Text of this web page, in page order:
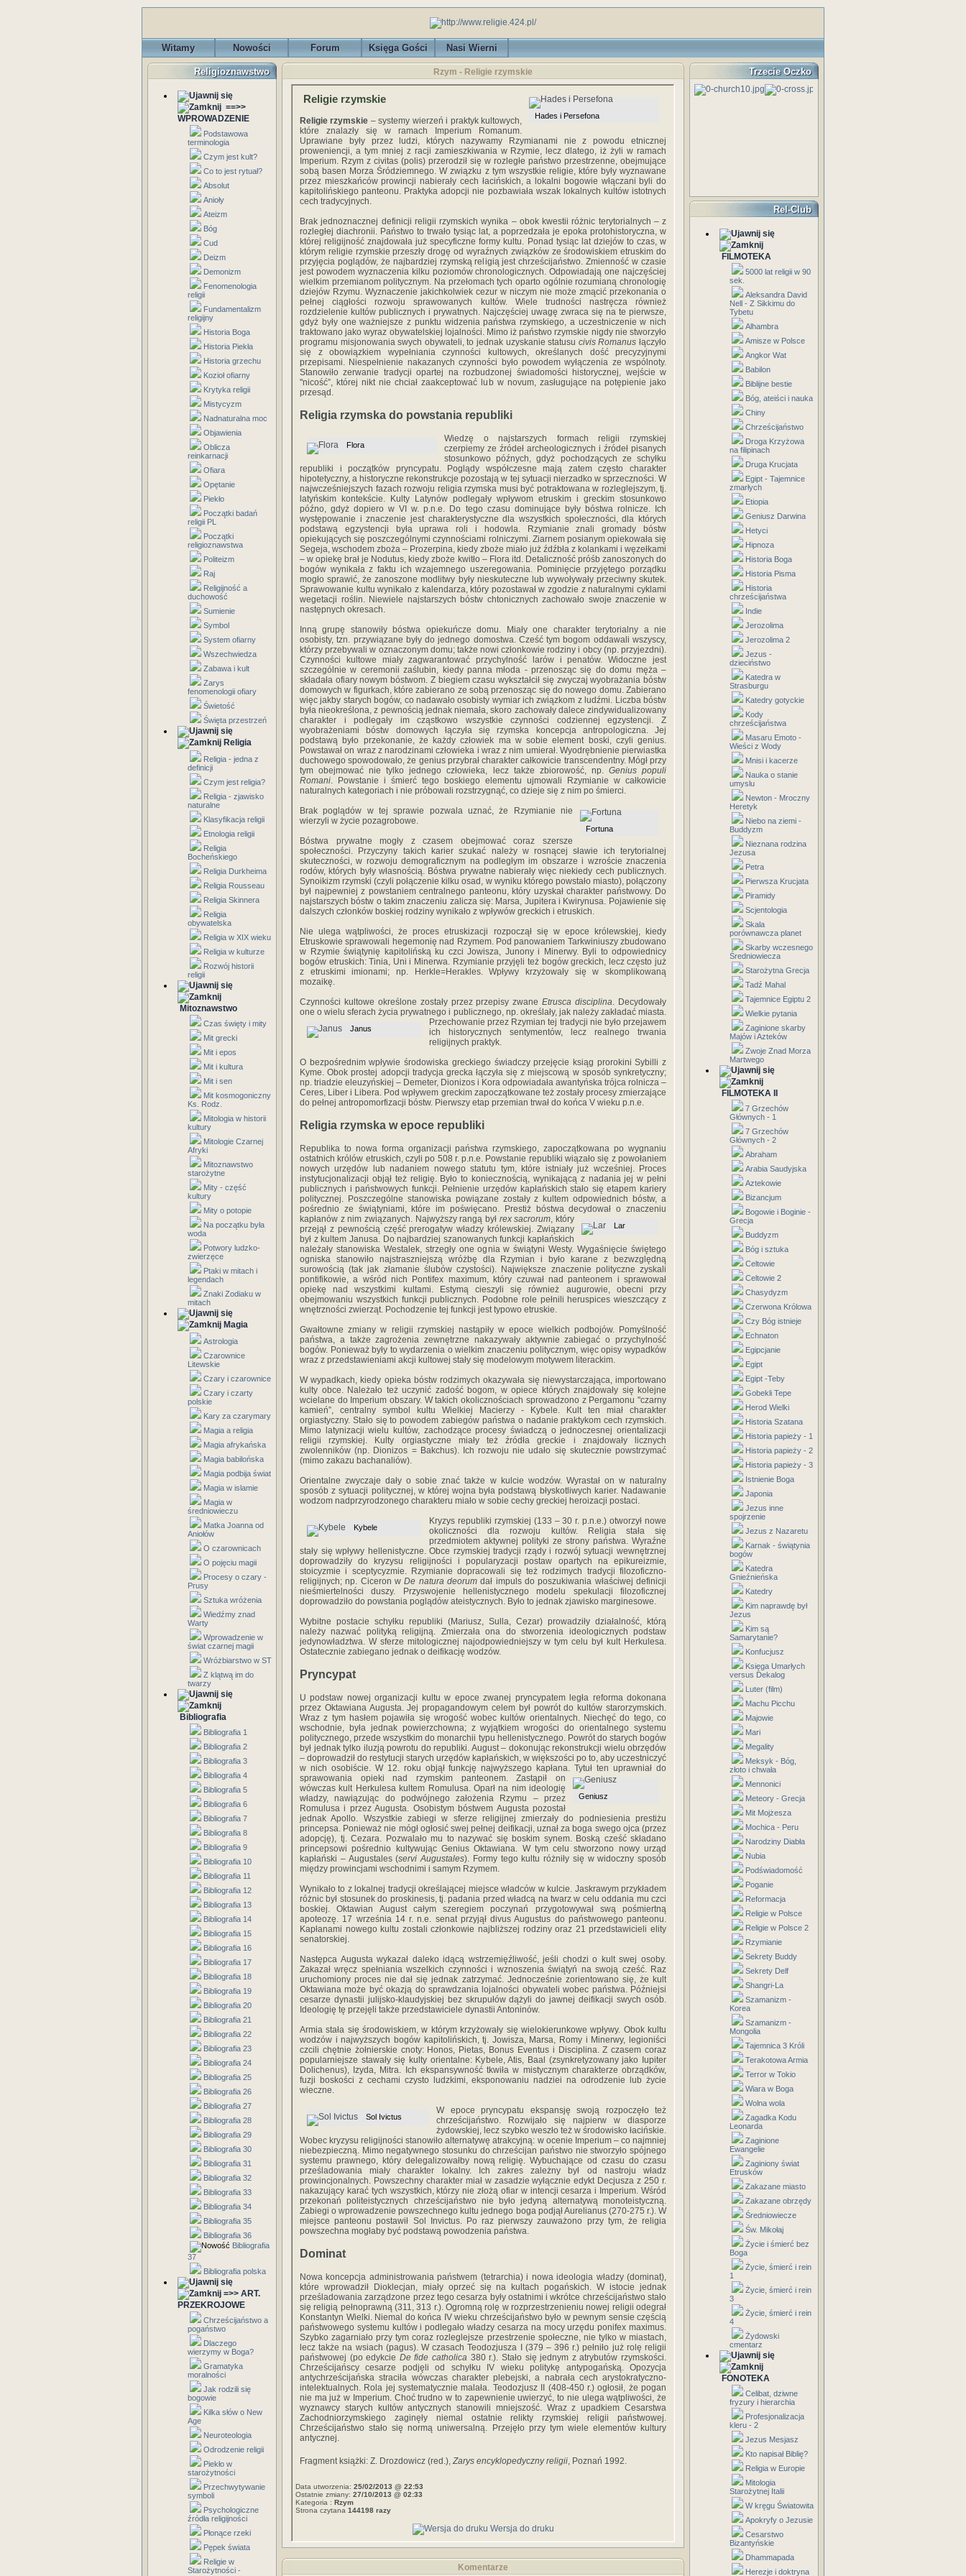
Witamy Nowości Forum Księga Gości Nasi Wierni
Religioznawstwo
==>>
WPROWADZENIE
Podstawowa
terminologia
Czym jest kult?
Co to jest rytuał?
Absolut
Anioły
Ateizm
Bóg
Cud
Deizm
Demonizm
Fenomenologia
religii
Fundamentalizm
religijny
Historia Boga
Historia Piekła
Historia grzechu
Kozioł ofiarny
Krytyka religii
Mistycyzm
Nadnaturalna moc
Objawienia
Oblicza
reinkarnacji
Ofiara
Opętanie
Piekło
Początki badań
religii PL
Początki
religioznawstwa
Politeizm
Raj
Religijność a
duchowość
Sumienie
Symbol
System ofiarny
Wszechwiedza
Zabawa i kult
Zarys
fenomenologii ofiary
Świetość
Święta przestrzeń
Religia
Religia - jedna z
definicji
Czym jest religia?
Religia - zjawisko
naturalne
Klasyfikacja religii
Etnologia religii
Religia
Bocheńskiego
Religia Durkheima
Religia Rousseau
Religia Skinnera
Religia
obywatelska
Religia w XIX wieku
Religia w kulturze
Rozwój historii
religii
Mitoznawstwo
Czas święty i mity
Mit grecki
Mit i epos
Mit i kultura
Mit i sen
Mit kosmogoniczny
Ks. Rodz.
Mitologia w historii
kultury
Mitologie Czarnej
Afryki
Mitoznawstwo
starożytne
Mity - część
kultury
Mity o potopie
Na początku była
woda
Potwory ludzko-
zwierzęce
Ptaki w mitach i
legendach
Znaki Zodiaku w
mitach
Magia
Astrologia
Czarownice
Litewskie
Czary i czarownice
Czary i czarty
polskie
Kary za czarymary
Magia a religia
Magia afrykańska
Magia babilońska
Magia podbija świat
Magia w islamie
Magia w
średniowieczu
Matka Joanna od
Aniołów
O czarownicach
O pojęciu magii
Procesy o czary -
Prusy
Sztuka wróżenia
Wiedźmy znad
Warty
Wprowadzenie w
świat czarnej magii
Wróżbiarstwo w ST
Z klątwą im do
twarzy
Bibliografia
Bibliografia 1
Bibliografia 2
Bibliografia 3
Bibliografia 4
Bibliografia 5
Bibliografia 6
Bibliografia 7
Bibliografia 8
Bibliografia 9
Bibliografia 10
Bibliografia 11
Bibliografia 12
Bibliografia 13
Bibliografia 14
Bibliografia 15
Bibliografia 16
Bibliografia 17
Bibliografia 18
Bibliografia 19
Bibliografia 20
Bibliografia 21
Bibliografia 22
Bibliografia 23
Bibliografia 24
Bibliografia 25
Bibliografia 26
Bibliografia 27
Bibliografia 28
Bibliografia 29
Bibliografia 30
Bibliografia 31
Bibliografia 32
Bibliografia 33
Bibliografia 34
Bibliografia 35
Bibliografia 36
Bibliografia
37
Bibliografia polska
=>> ART.
PRZEKROJOWE
Chrześcijaństwo a
pogaństwo
Dlaczego
wierzymy w Boga?
Gramatyka
moralności
Jak rodzili się
bogowie
Kilka słów o New
Age
Neuroteologia
Odrodzenie religii
Piekło w
starożytności
Przechwytywanie
symboli
Psychologiczne
źródła religijności
Płonące rzeki
Pępek świata
Religie w
Starożytności -
Rzym - Religie rzymskie
Hades i Persefona
Religie rzymskie
Religie rzymskie – systemy wierzeń i praktyk kultowych,
które znalazły się w ramach Imperium Romanum.
Uprawiane były przez ludzi, których nazywamy Rzymianami nie z powodu etnicznej
proweniencji, a tym mniej z racji zamieszkiwania w Rzymie, lecz dlatego, iż żyli w ramach
Imperium. Rzym z civitas (polis) przerodził się w rozległe państwo przestrzenne, obejmujące
sobą basen Morza Śródziemnego. W związku z tym wszystkie religie, które były wyznawane
przez mieszkańców prowincji nabierały cech łacińskich, a lokalni bogowie włączani byli do
kapitolińskiego panteonu. Praktyka adopcji nie pozbawiała wszak lokalnych kultów istotnych
cech tradycyjnych.
Brak jednoznacznej definicji religii rzymskich wynika – obok kwestii różnic terytorialnych – z
rozległej diachronii. Państwo to trwało tysiąc lat, a poprzedzała je epoka protohistoryczna, w
której religijność znajdowała już specyficzne formy kultu. Ponad tysiąc lat dziejów to czas, w
którym religie rzymskie przeszły drogę od wyraźnych związków ze środowiskiem etruskim do
przyjęcia poglądów, że najbardziej rzymską religią jest chrześcijaństwo. Zmienność w czasie
jest powodem wyznaczenia kilku poziomów chronologicznych. Odpowiadają one najczęściej
wielkim przemianom politycznym. Na przełomach tych oparto ogólnie rozumianą chronologię
dziejów Rzymu. Wyznaczenie jakichkolwiek cezur w niczym nie może zmącić przekonania o
pełnej ciągłości rozwoju sprawowanych kultów. Wiele trudności nastręcza również
rozdzielenie kultów publicznych i prywatnych. Najczęściej uwagę zwraca się na te pierwsze,
gdyż były one ważniejsze z punktu widzenia państwa rzymskiego, a uczestniczenie w nich
traktowano jako wyraz obywatelskiej lojalności. Mimo iż państwo rzymskie nigdy nie stworzyło
programu misjonowania swych obywateli, to jednak uzyskanie statusu civis Romanusłączyło
się z obowiązkiem wypełniania czynności kultowych, określanych dość precyzyjnymi
przepisami. Niespełnienie nakazanych czynności było powodem wyłączenia ze wspólnoty.
Stanowiło zerwanie tradycji opartej na rozbudzonej świadomości historycznej, wejście w
"nicość”, której nikt nie chciał zaakceptować lub w novum, zasługujące na potępienie jako
przesąd.
Religia rzymska do powstania republiki
Flora
Wiedzę o najstarszych formach religii rzymskiej
czerpiemy ze źródeł archeologicznych i źródeł pisanych
stosunkowo późnych, gdyż pochodzących ze schyłku
republiki i początków pryncypatu. Poglądy współczesne mają zatem często charakter
hipotetyczny, a historyczne rekonstrukcje pozostają w tej sytuacji nierzadko w sprzeczności. W
najwcześniejszych fazach rozwoju religia rzymska musi być potraktowana w rozleglejszym, tj.
latyńskim kontekście. Kulty Latynów podlegały wpływom etruskim i greckim stosunkowo
późno, gdyż dopiero w VI w. p.n.e. Do tego czasu dominujące były bóstwa rolnicze. Ich
występowanie i znaczenie jest charakterystyczne dla wszystkich społeczności, dla których
podstawą egzystencji była uprawa roli i hodowla. Rzymianie znali gromady bóstw
opiekujących się poszczególnymi czynnościami rolniczymi. Ziarnem posianym opiekowała się
Segeja, wschodem zboża – Prozerpina, kiedy zboże miało już źdźbła z kolankami i węzełkami
– w opiekę brał je Nodutus, kiedy zboże kwitło – Flora itd. Detaliczność próśb zanoszonych do
bogów wynikała z faktu ich wzajemnego uszeregowania. Pominięcie przyjętego porządku
mogło sprawić, że zanoszone modlitwy były nieskuteczne lub wywoływały przeciwny skutek.
Sprawowanie kultu wynikało z kalendarza, który pozostawał w zgodzie z naturalnymi cyklami
wegetacji roślin. Niewiele najstarszych bóstw chtonicznych zachowało swoje znaczenie w
następnych okresach.
Inną grupę stanowiły bóstwa opiekuńcze domu. Miały one charakter terytorialny a nie
osobisty, tzn. przywiązane były do jednego domostwa. Cześć tym bogom oddawali wszyscy,
którzy przebywali w oznaczonym domu; także nowi członkowie rodziny i obcy (np. przyjezdni).
Czynności kultowe miały zagwarantować przychylność larów i penatów. Widoczne jest
szczególnie w ceremonii zaślubin, kiedy panna młoda - przenosząc się do domu męża –
składała ofiary nowym bóstwom. Z biegiem czasu wykształcił się zwyczaj wyobrażania bóstw
domowych w figurkach, które zabierano ze sobą przenosząc się do nowego domu. Zabierano
więc jakby starych bogów, co nadawało osobisty wymiar ich związkom z ludźmi. Liczba bóstw
była nieokreślona, z pewnością jednak niemała, skoro zachowały dalece zindywidualizowany
charakter i podlegały im cząstkowo wszystkie czynności codziennej egzystencji. Z
wyobrażeniami bóstw domowych łączyła się rzymska koncepcja antropologiczna. Jej
podstawą było przekonanie, że każdy człowiek ma w sobie element boski, czyli genius.
Powstawał on wraz z narodzinami człowieka i wraz z nim umierał. Wyodrębnienie pierwiastka
duchowego spowodowało, że genius przybrał charakter całkowicie transcendentny. Mógł przy
tym obejmować nie tylko jednego człowieka, lecz także zbiorowość, np. Genius populi
Romani. Powstanie i śmierć tego boskiego elementu ujmowali Rzymianie w całkowicie
naturalnych kategoriach i nie próbowali rozstrzygnąć, co dzieje się z nim po śmierci.
Fortuna
Brak poglądów w tej sprawie pozwala uznać, że Rzymianie nie
wierzyli w życie pozagrobowe.
Bóstwa prywatne mogły z czasem obejmować coraz szersze
społeczności. Przyczyny takich karier szukać należy w rosnącej sławie ich terytorialnej
skuteczności, w rozwoju demograficznym na podległym im obszarze i wzroście znaczenia
rodów, których były własnością. Bóstwa prywatne nabierały więc niekiedy cech publicznych.
Synoikizm rzymski (czyli połączenie kilku osad, w wyniku którego powstało miasto), połączony
był najpewniej z powstaniem centralnego panteonu, który uzyskał charakter państwowy. Do
najstarszych bóstw o takim znaczeniu zalicza się: Marsa, Jupitera i Kwirynusa. Pojawienie się
dalszych członków boskiej rodziny wynikało z wpływów greckich i etruskich.
Nie ulega wątpliwości, że proces etruskizacji rozpoczął się w epoce królewskiej, kiedy
Etruskowie sprawowali hegemonię nad Rzymem. Pod panowaniem Tarkwiniuszy zbudowano
w Rzymie świątynię kapitolińską ku czci Jowisza, Junony i Minerwy. Byli to odpowiednicy
bogów etruskich: Tinia, Uni i Minerwa. Rzymianie przyjęli też bogów greckich, lecz często już
z etruskimi imionami; np. Herkle=Herakles. Wpływy krzyżowały się w skomplikowaną
mozaikę.
Czynności kultowe określone zostały przez przepisy zwaneEtrusca disciplina. Decydowały
one o wielu sferach życia prywatnego i publicznego, np. określały, jak należy zakładać miasta.
Przechowanie przez Rzymian tej tradycji nie było
Janus
przejawem
ich historycznych sentymentów, lecz realnego trwania
religijnych praktyk.
O bezpośrednim wpływie środowiska greckiego świadczy przejęcie ksiąg prorokini Sybilli z
Kyme. Obok prostej adopcji tradycja grecka łączyła się z miejscową w sposób synkretyczny;
np. triadzie eleuzyńskiej – Demeter, Dionizos i Kora odpowiadała awantyńska trójca rolnicza –
Ceres, Liber i Libera. Pod wpływem greckim zapoczątkowane też zostały procesy zmierzające
do pełnej antropomorfizacji bóstw. Pierwszy etap przemian trwał do końca V wieku p.n.e.
Religia rzymska w epoce republiki
Republika to nowa forma organizacji państwa rzymskiego, zapoczątkowana po wygnaniu
ostatnich królów etruskich, czyli po 508 r. p.n.e. Powstanie republiki wiązało się z powołaniem
nowych urzędów lub nadaniem nowego statutu tym, które istniały już wcześniej. Proces
instytucjonalizacji objął też religię. Było to koniecznością, wynikającą z nadania jej w pełni
publicznych i państwowych funkcji. Pełnienie urzędów kapłańskich stało się etapem kariery
politycznej. Poszczególne stanowiska powiązane zostały z kultem odpowiednich bóstw, a
pośrednio ze świątyniami, które im poświęcano. Prestiż bóstwa decydował o znaczeniu
kapłanów z nim związanych.
Lar
Najwyższy rangą był rex sacrorum, który
przejął z pewnością część prerogatyw władzy królewskiej. Związany
był z kultem Janusa. Do najbardziej szanowanych funkcji kapłańskich
należały stanowiska Westalek, strzegły one ognia w świątyni Westy. Wygaśnięcie świętego
ogniska stanowiło najstraszniejszą wróżbę dla Rzymian i było karane z bezwzględną
surowością (tak jak złamanie ślubów czystości). Największe znaczenie polityczne zyskali
pontifikowie, a wśród nich Pontifex maximum, który czuwał nad panteonem i sprawował
opiekę nad wszystkimi kultami. Estymą cieszyli się również augurowie, obecni przy
obejmowaniu wszystkich funkcji publicznych. Podobne role pełnili heruspices wieszczący z
wnętrzności zwierząt. Pochodzenie tej funkcji jest typowo etruskie.
Gwałtowne zmiany w religii rzymskiej nastąpiły w epoce wielkich podbojów. Pomyślność
państwa, a także zagrożenia zewnętrzne nakazywały aktywnie zabiegać o przychylność
bogów. Ponieważ były to wydarzenia o wielkim znaczeniu politycznym, więc opisy wypadków
wraz z przedstawieniami akcji kultowej stały się modelowym motywem literackim.
W wypadkach, kiedy opieka bóstw rodzimych okazywała się niewystarczająca, importowano
kulty obce. Należało też uczynić zadość bogom, w opiece których znajdowały się kolejne
wcielane do Imperium obszary. W takich okolicznościach sprowadzono z Pergamonu "czarny
kamień”, centralny symbol kultu Wielkiej Macierzy - Kybele. Kult ten miał charakter
orgiastyczny. Stało się to powodem zabiegów państwa o nadanie praktykom cech rzymskich.
Mimo latynizacji wielu kultów, zachodzące procesy świadczą o jednoczesnej orientalizacji
religii rzymskiej. Kulty orgiastyczne miały też źródła greckie i znajdowały licznych
zwolenników (np. Dionizos = Bakchus). Ich rozwoju nie udało się skutecznie powstrzymać
(mimo zakazu bachanaliów).
Orientalne zwyczaje dały o sobie znać także w kulcie wodzów. Wyrastał on w naturalny
sposób z sytuacji politycznej, w której wojna była podstawą błyskotliwych karier. Nadawanie
wodzom nadprzyrodzonego charakteru miało w sobie cechy greckiej heroizacji postaci.
Kybele
Kryzys republiki rzymskiej (133 – 30 r. p.n.e.) otworzył nowe
okoliczności dla rozwoju kultów. Religia stała się
przedmiotem aktywnej polityki ze strony państwa. Wyraźne
stały się wpływy hellenistyczne. Obce rzymskiej tradycji rządy i rozwój sytuacji wewnętrznej
doprowadziły do kryzysu religijności i popularyzacji postaw opartych na epikureizmie,
stoicyzmie i sceptycyzmie. Rzymianie dopracowali się też rodzimych tradycji filozoficzno-
religijnych; np. Ciceron wDe natura deorum dał impuls do poszukiwania właściwej definicji
nieśmiertelności duszy. Przyswojenie hellenistycznego modelu spekulacji filozoficznej
doprowadziło do powstania poglądów ateistycznych. Było to jednak zjawisko marginesowe.
Wybitne postacie schyłku republiki (Mariusz, Sulla, Cezar) prowadziły działalność, którą
należy nazwać polityką religijną. Zmierzała ona do stworzenia ideologicznych podstaw
jedynowładztwa. W sferze mitologicznej najodpowiedniejszy w tym celu był kult Herkulesa.
Ostatecznie zabiegano jednak o deifikację wodzów.
Pryncypat
U podstaw nowej organizacji kultu w epoce zwanej pryncypatem legła reforma dokonana
przez Oktawiana Augusta. Jej propagandowym celem był powrót do kultów starorzymskich.
Wraz z tym hasłem pojawiła się wrogość wobec kultów orientalnych. Niechęć do tego, co
wschodnie, była jednak powierzchowna; z wyjątkiem wrogości do orientalnego systemu
politycznego, przede wszystkim do monarchii typu hellenistycznego. Powrót do starych bogów
był jednak tylko iluzją powrotu do republiki. August – dokonując rekonstrukcji wielu obrzędów
– doprowadził do restytucji starych urzędów kapłańskich, w większości po to, aby uczestniczyć
w nich osobiście. W 12. roku objął funkcję najwyższego kapłana. Tytuł ten uprawniał do
Geniusz
sprawowania opieki nad rzymskim panteonem. Zastąpił on
wówczas kult Herkulesa kultem Romulusa. Oparł na nim ideologię
władzy, nawiązując do podwójnego założenia Rzymu – przez
Romulusa i przez Augusta. Osobistym bóstwem Augusta pozostał
jednak Apollo. Wszystkie zabiegi w sferze religijnej zmierzały do podniesienia prestiżu
princepsa. Ponieważ nie mógł ogłosić swej pełnej deifikacji, uznał za boga swego ojca (przez
adopcję), tj. Cezara. Pozwalało mu to nazywać się boskim synem. Boską cześć składano
princepsowi pośrednio kultywując Genius Oktawiana. W tym celu stworzono nowy urząd
kapłański – Augustales (servi Augustales). Formy tego kultu różniły się w widoczny sposób
między prowincjami wschodnimi i samym Rzymem.
Wynikało to z lokalnej tradycji określającej miejsce władców w kulcie. Jaskrawym przykładem
różnic był stosunek do proskinesis, tj. padania przed władcą na twarz w celu oddania mu czci
boskiej. Oktawian August całym szeregiem poczynań przygotowywał swą pośmiertną
apoteozę. 17 września 14 r. n.e. senat przyjął divus Augustus do państwowego panteonu.
Kapłanami nowego kultu zostali członkowie najbliższej rodziny oraz 21 przedstawicieli elity
senatorskiej.
Następca Augusta wykazał daleko idącą wstrzemięźliwość, jeśli chodzi o kult swej osoby.
Zakazał wręcz spełniania wszelkich czynności i wznoszenia świątyń na swoją cześć. Raz
uruchomiony proces nie dał się jednak zatrzymać. Jednocześnie zorientowano się, że kult
Oktawiana może być okazją do sprawdzania lojalności obywateli wobec państwa. Późniejsi
cesarze dynastii julijsko-klaudyjskiej bez skrupułów dążyli do jawnej deifikacji swych osób.
Ideologię tę przejęli także przedstawiciele dynastii Antoninów.
Armia stała się środowiskiem, w którym krzyżowały się wielokierunkowe wpływy. Obok kultu
wodzów i najwyższych bogów kapitolińskich, tj. Jowisza, Marsa, Romy i Minerwy, legioniści
czcili chętnie żołnierskie cnoty: Honos, Pietas, Bonus Eventus i Disciplina. Z czasem coraz
popularniejsze stawały się kulty orientalne: Kybele, Atis, Baal (zsynkretyzowany jako Iupiter
Dolichenus), Izyda, Mitra. Ich ekspansywność tkwiła w mistycznym charakterze obrządków,
fuzji boskości z cechami czysto ludzkimi, eksponowaniu nadziei na odrodzenie lub życie
wieczne.
Sol Ivictus
W epoce pryncypatu ekspansję swoją rozpoczęło też
chrześcijaństwo. Rozwijało się najpierw w diasporze
żydowskiej, lecz szybko weszło też w środowisko łacińskie.
Wobec kryzysu religijności stanowiło alternatywę atrakcyjną: w ocenie Imperium – co najmniej
niebezpieczną. Mimo negatywnego stosunku do chrześcijan państwo nie stworzyło spójnego
systemu prawnego, który delegalizowałby nową religię. Wybuchające od czasu do czasu
prześladowania miały charakter lokalny. Ich zakres zależny był od nastroju władz
prowincjonalnych. Powszechny charakter miał w zasadzie wyłącznie edykt Decjusza z 250 r.
nakazujący karać tych wszystkich, którzy nie złożą ofiar w intencji cesarza i Imperium. Wśród
przekonań politeistycznych chrześcijaństwo nie było jedyną alternatywą monoteistyczną.
Zabiegi o wprowadzenie powszechnego kultu jednego boga podjął Aurelianus (270-275 r.). W
miejsce panteonu postawił Sol Invictus. Po raz pierwszy zauważono przy tym, że religia
powszechna mogłaby być podstawą powodzenia państwa.
Dominat
Nowa koncepcja administrowania państwem (tetrarchia) i nowa ideologia władzy (dominat),
które wprowadził Dioklecjan, miały oprzeć się na kultach pogańskich. W istocie jednak
prześladowania zarządzone przez tego cesarza były ostatnimi i wkrótce chrześcijaństwo stało
się religią pełnoprawną (311, 313 r.). Ogromną rolę w rozprzestrzenieniu nowej religii odegrał
Konstantyn Wielki. Niemal do końca IV wieku chrześcijaństwo było w pewnym sensie częścią
państwowego systemu kultów i podlegało władzy cesarza na mocy urzędu ponifex maximus.
Szybko zagarniało przy tym coraz rozleglejsze przestrzenie społeczne, nie tylko w miastach,
lecz także na wsiach (pagus). W czasach Teodozjusza I (379 – 396 r.) pełniło już rolę religii
państwowej (po edykcie De fide catholica 380 r.). Stało się jednym z atrybutów rzymskości.
Chrześcijańscy cesarze podjęli od schyłku IV wieku politykę antypogańską. Opozycja
antychrześcijańska straciła wówczas charakter plebejski, a nabrała cech arystokratyczno-
intelektualnych. Rola jej systematycznie malała. Teodozjusz II (408-450 r.) ogłosił, że pogan
nie ma już w Imperium. Choć trudno w to zapewnienie uwierzyć, to nie ulega wątpliwości, że
wyznawcy starych kultów antycznych stanowili mniejszość. Wraz z upadkiem Cesarstwa
Zachodniorzymskiego zaginęły niemal ostatnie relikty rzymskiej religii państwowej.
Chrześcijaństwo stało się normą uniwersalną. Przejęło przy tym wiele elementów kultury
antycznej.
Fragment książki: Z. Drozdowicz (red.), Zarys encyklopedyczny religii, Poznań 1992.
Data utworzenia: 25/02/2013 @ 22:53
Ostatnie zmiany: 27/10/2013 @ 02:33
Kategoria : Rzym
Strona czytana 144198 razy
Wersja do druku
Komentarze
Trzecie Oczko
Rel-Club
FILMOTEKA
5000 lat religii w 90
sek.
Aleksandra David
Nell - Z Sikkimu do
Tybetu
Alhambra
Amisze w Polsce
Angkor Wat
Babilon
Biblijne bestie
Bóg, ateiści i nauka
Chiny
Chrześcijaństwo
Droga Krzyżowa
na filipinach
Druga Krucjata
Egipt - Tajemnice
zmarłych
Etiopia
Geniusz Darwina
Hetyci
Hipnoza
Historia Boga
Historia Pisma
Historia
chrześcijaństwa
Indie
Jerozolima
Jerozolima 2
Jezus -
dzieciństwo
Katedra w
Strasburgu
Katedry gotyckie
Kody
chrześcijaństwa
Masaru Emoto -
Wieści z Wody
Mnisi i kacerze
Nauka o stanie
umyslu
Newton - Mroczny
Heretyk
Niebo na ziemi -
Buddyzm
Nieznana rodzina
Jezusa
Petra
Pierwsza Krucjata
Piramidy
Scjentologia
Skala
porównawcza planet
Skarby wczesnego
Średniowiecza
Starożytna Grecja
Tadź Mahal
Tajemnice Egiptu 2
Wielkie pytania
Zaginione skarby
Majów i Azteków
Zwoje Znad Morza
Martwego
FILMOTEKA II
7 Grzechów
Głównych - 1
7 Grzechów
Głównych - 2
Abraham
Arabia Saudyjska
Aztekowie
Bizancjum
Bogowie i Boginie -
Grecja
Buddyzm
Bóg i sztuka
Celtowie
Celtowie 2
Chasydyzm
Czerwona Królowa
Czy Bóg istnieje
Echnaton
Egipcjanie
Egipt
Egipt -Teby
Gobekli Tepe
Herod Wielki
Historia Szatana
Historia papieży - 1
Historia papieży - 2
Historia papieży - 3
Istnienie Boga
Japonia
Jezus inne
spojrzenie
Jezus z Nazaretu
Karnak - świątynia
bogów
Katedra
Gnieźnieńska
Katedry
Kim naprawdę był
Jezus
Kim są
Samarytanie?
Konfucjusz
Księga Umarłych
versus Dekalog
Luter (film)
Machu Picchu
Majowie
Mari
Megality
Meksyk - Bóg,
złoto i chwała
Mennonici
Meteory - Grecja
Mit Mojżesza
Mochica - Peru
Narodziny Diabła
Nubia
Podświadomość
Poganie
Reformacja
Religie w Polsce
Religie w Polsce 2
Rzymianie
Sekrety Buddy
Sekrety Delf
Shangri-La
Szamanizm -
Korea
Szamanizm -
Mongolia
Tajemnica 3 Króli
Terakotowa Armia
Terror w Tokio
Wiara w Boga
Wolna wola
Zagadka Kodu
Leonarda
Zaginione
Ewangelie
Zaginiony świat
Etrusków
Zakazane miasto
Zakazane obrzędy
Średniowiecze
Św. Mikołaj
Życie i śmierć bez
Boga
Życie, śmierć i rein
1
Życie, śmierć i rein
3
Życie, śmierć i rein
4
Żydowski
cmentarz
FONOTEKA
Celibat, dziwne
fryzury i hierarchia
Profesjonalizacja
kleru - 2
Jezus Mesjasz
Kto napisał Biblię?
Religia w Europie
Mitologia
Starożytnej Italii
W kręgu Światowita
Apokryfy o Jezusie
Cesarstwo
Bizantyńskie
Dhammapada
Herezje i doktryna